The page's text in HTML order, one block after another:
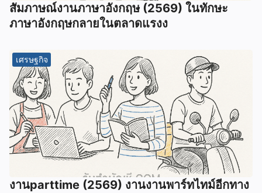
สัมภาษณ์งานภาษาอังกฤษ (2569) ในทักษะ
ภาษาอังกฤษกลายในตลาดแรงง
เศรษฐกิจ
งานparttime (2569) งานงานพาร์ทไทม์อีกทาง